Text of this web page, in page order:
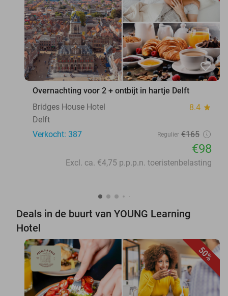
favorite_border
Overnachting voor 2 + ontbijt in hartje Delft
Bridges House Hotel
8.4 star
Delft
Verkocht: 387
Regulier €165
€98
Excl. ca. €4,75 p.p.p.n. toeristenbelasting
Deals in de buurt van YOUNG Learning
Hotel
50%